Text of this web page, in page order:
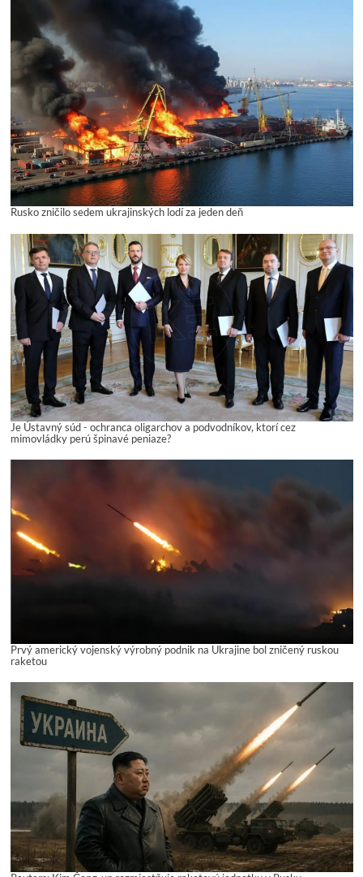
Rusko zničilo sedem ukrajinských lodí za jeden deň
Je Ústavný súd - ochranca oligarchov a podvodníkov, ktorí cez
mimovládky perú špinavé peniaze?
Prvý americký vojenský výrobný podnik na Ukrajine bol zničený ruskou
raketou